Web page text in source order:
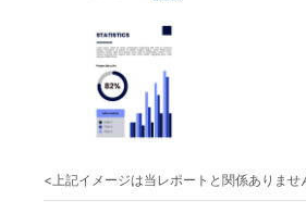
<上記イメージは当レポートと関係ありませ